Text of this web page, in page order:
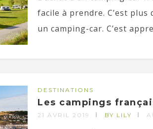
facile à prendre. C’est
un camping-car. C’est
DESTINATIONS
Les campings
21 AVRIL 2019 BY LILY